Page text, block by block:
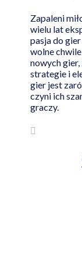
Zapaleni
wielu lat
pasja do
wolne
nowych gier,
strategie i
gier jest
czyni ich
graczy.